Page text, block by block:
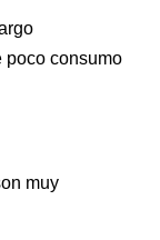
poco consumo
muy